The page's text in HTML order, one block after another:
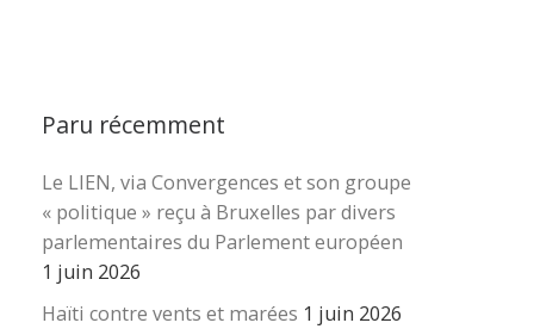
Paru récemment
Le LIEN, via Convergences et son groupe
« politique » reçu à Bruxelles par divers
parlementaires du Parlement européen
1 juin 2026
Haïti contre vents et marées 1 juin 2026